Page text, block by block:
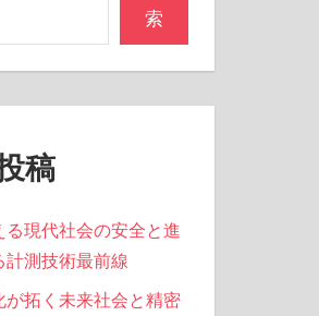
索
稿
現代社会の安全と進
測技術最前線
が拓く未来社会と精密